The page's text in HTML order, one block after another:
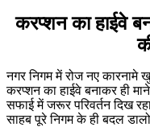
करप्शन का हाईवे
नगर निगम में रोज नए कारनामे
करप्शन का हाईवे बनाकर ही
सफाई में जरूर परिवर्तन दिख
साहब पूरे निगम के ही बदल